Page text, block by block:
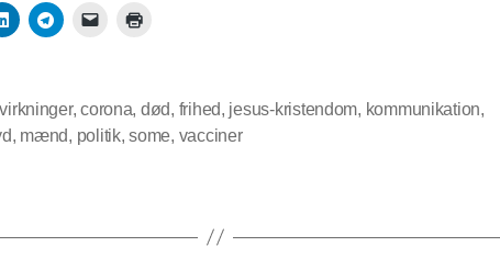
,corona, død, frihed, jesus-kristendom, kommunikation,
, mænd, politik,some, vacciner